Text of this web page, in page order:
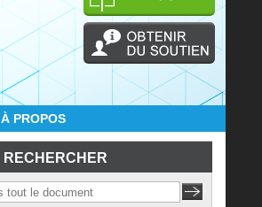
À PROPOS
RECHERCHER